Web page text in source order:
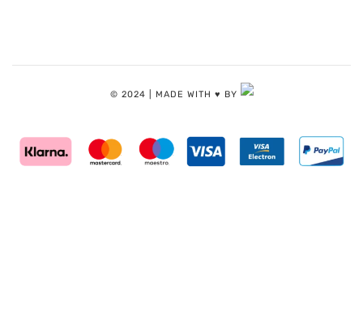
© 2024 | MADE WITH ♥️ BY